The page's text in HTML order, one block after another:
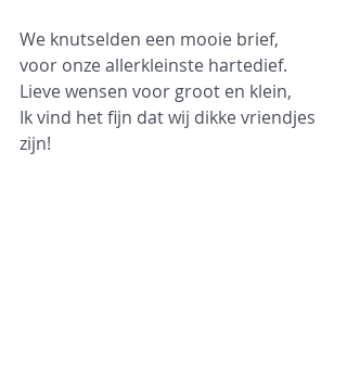
We knutselden een mooie brief,
voor onze allerkleinste hartedief.
Lieve wensen voor groot en klein,
Ik vind het fijn dat wij dikke vriendjes
zijn!